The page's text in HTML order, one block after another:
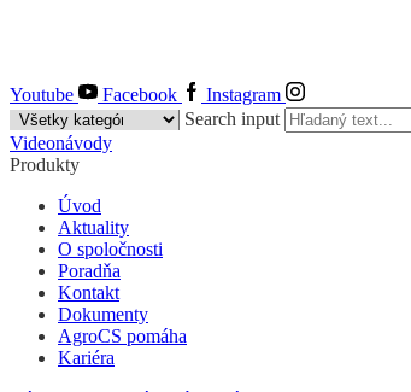
Youtube Facebook
Instagram
Search input
Videonávody
Produkty
Úvod
Aktuality
O spoločnosti
Poradňa
Kontakt
Dokumenty
AgroCS pomáha
Kariéra